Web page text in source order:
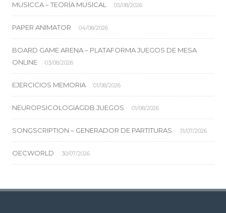
MUSICCA – TEORÍA MUSICAL 05/08/2026
PAPER ANIMATOR 04/08/2026
BOARD GAME ARENA – PLATAFORMA JUEGOS DE MESA
ONLINE
03/08/2026
EJERCICIOS MEMORIA 01/08/2026
NEUROPSICOLOGIAGDB JUEGOS 01/08/2026
SONGSCRIPTION – GENERADOR DE PARTITURAS 31/07/2026
OECWORLD 30/07/2026